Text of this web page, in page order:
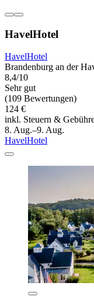
HavelHotel
HavelHotel
Brandenburg an der
8,4/10
Sehr gut
(109 Bewertungen)
124 €
inkl. Steuern &
8. Aug.–9. Aug.
HavelHotel